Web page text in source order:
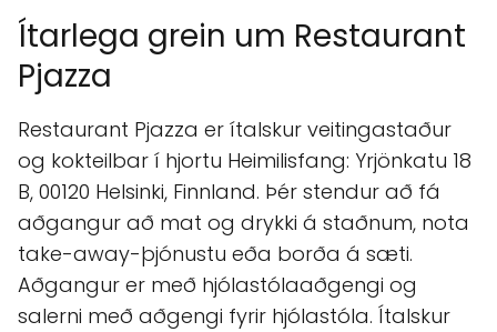
Ítarlega grein um Restaurant
Pjazza
Restaurant Pjazza er ítalskur veitingastaður
og kokteilbar í hjortu Heimilisfang: Yrjönkatu 18
B, 00120 Helsinki, Finnland. Þér stendur að fá
aðgangur að mat og drykki á staðnum, nota
take-away-þjónustu eða borða á sæti.
Aðgangur er með hjólastólaaðgengi og
salerni með aðgengi fyrir hjólastóla. Ítalskur